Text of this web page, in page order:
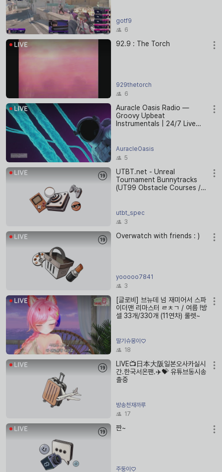
gotf9
6
92.9 : The Torch
929thetorch
6
Auracle Oasis Radio —
Groovy Upbeat
Instrumentals | 24/7 Live
AuracleOasis
5
UTBT.net - Unreal
Tournament Bunnytracks
(UT99 Obstacle Courses /
utbt_spec
3
Overwatch with friends : )
yooooo7841
3
[글로비] 브뉴데 넘 재미어서 스파
이더맨 리마스터 ㄹㅊㄱ / 여름 !방
셀 33개/330개 (11연차) 룰렛~
딸기슈몽이♡
18
LIVE📺日本大阪일본오사카실시
간.한국서온팬.✈️💝 유튜브동시송
출중
방송천재까루
17
짠~
주둥이♡